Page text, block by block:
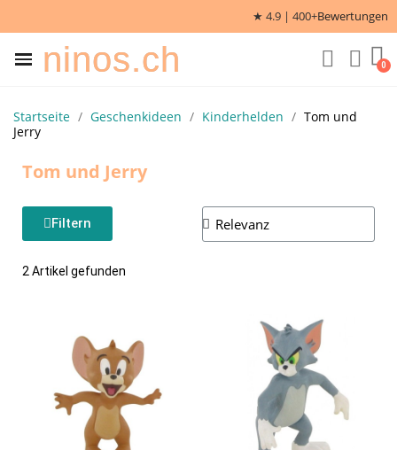
★ 4.9 | 400+Bewertungen
ninos.ch
Startseite Geschenkideen Kinderhelden
Tom und
Jerry
Tom und Jerry
Filtern
2 Artikel gefunden